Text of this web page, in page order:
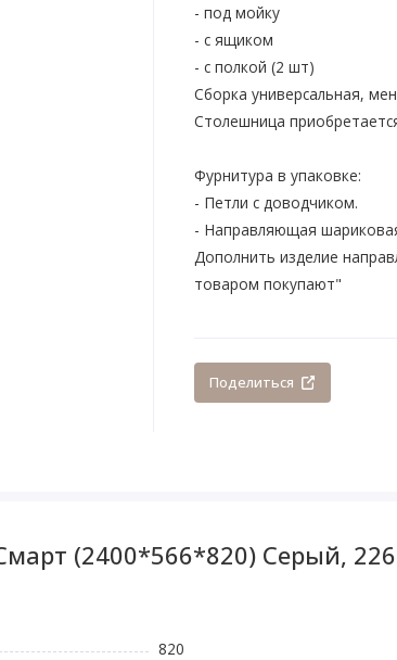
- под мойку
- с ящиком
- с полкой (2 шт)
Сборка универсальная,
Столешница
Фурнитура в упаковке:
- Петли с доводчиком.
- Направляющая
Дополнить изделие
товаром покупают"
Поделиться
(2400*566*820) Серый,
820